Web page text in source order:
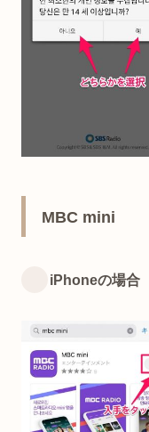
MBC mini
iPhoneの場合